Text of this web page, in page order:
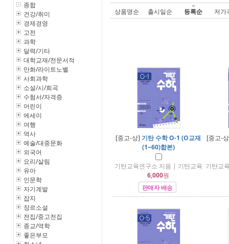
종합
건강/취미
경제경영
고전
과학
달력/기타
대학교재/전문서적
만화/라이트노벨
사회과학
소설/시/희곡
수험서/자격증
어린이
에세이
여행
역사
예술/대중문화
외국어
요리/살림
유아
인문학
자기계발
잡지
장르소설
전집/중고전집
종교/역학
좋은부모
상품명순 출시일순 등록순 저가
[중고-상]기탄 수학 O-1 (O교재
(1~60)합본)
기탄교육연구소 지음 | 기탄교육
6,000원
판매자 배송
[중고-
기탄교